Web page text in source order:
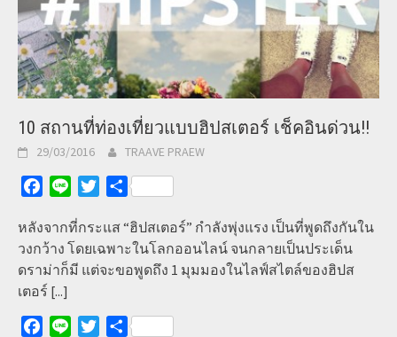
10 สถานที่ท่องเที่ยวแบบฮิปสเตอร์ เช็คอินด่วน!!
29/03/2016 TRAAVE PRAEW
Facebook
Line TwitterShare
หลังจากที่กระแส “ฮิปสเตอร์” กำลังพุ่งแรง เป็นที่พูดถึงกันใน
วงกว้าง โดยเฉพาะในโลกออนไลน์ จนกลายเป็นประเด็น
ดราม่าก็มี แต่จะขอพูดถึง 1 มุมมองในไลฟ์สไตล์ของฮิปส
เตอร์ [...]
Facebook
Line TwitterShare